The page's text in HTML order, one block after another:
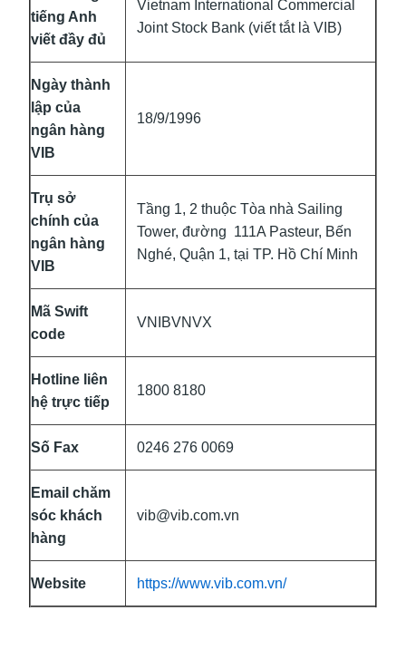
tiếng Anh
viết đầy đủ
Vietnam International Commercial
Joint Stock Bank (viết tắt là VIB)
Ngày thành
lập của
ngân hàng
VIB
18/9/1996
Trụ sở
chính của
ngân hàng
VIB
Tầng 1, 2 thuộc Tòa nhà Sailing
Tower, đường 111A Pasteur, Bến
Nghé, Quận 1, tại TP. Hồ Chí Minh
Mã Swift
code
VNIBVNVX
Hotline liên
hệ trực tiếp
1800 8180
Số Fax 0246 276 0069
Email chăm
sóc khách
hàng
vib@vib.com.vn
Website https://www.vib.com.vn/